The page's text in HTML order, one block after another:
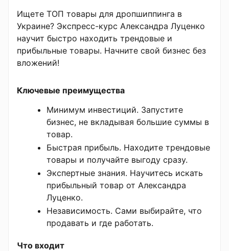
Ищете ТОП товары для дропшиппинга в
Украине? Экспресс-курс Александра Луценко
научит быстро находить трендовые и
прибыльные товары. Начните свой бизнес без
вложений!
Ключевые преимущества
Минимум инвестиций. Запустите
бизнес, не вкладывая большие суммы в
товар.
Быстрая прибыль. Находите трендовые
товары и получайте выгоду сразу.
Экспертные знания. Научитесь искать
прибыльный товар от Александра
Луценко.
Независимость. Сами выбирайте, что
продавать и где работать.
Что входит